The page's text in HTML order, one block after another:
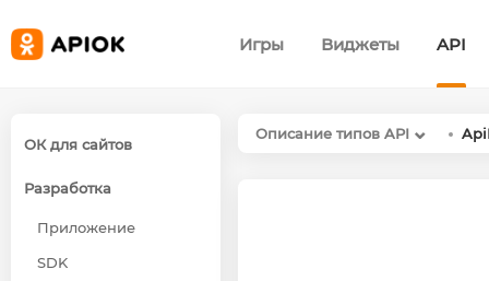
Игры Виджеты API
ОК для сайтов
Разработка
Приложение
SDK
Описание типов API